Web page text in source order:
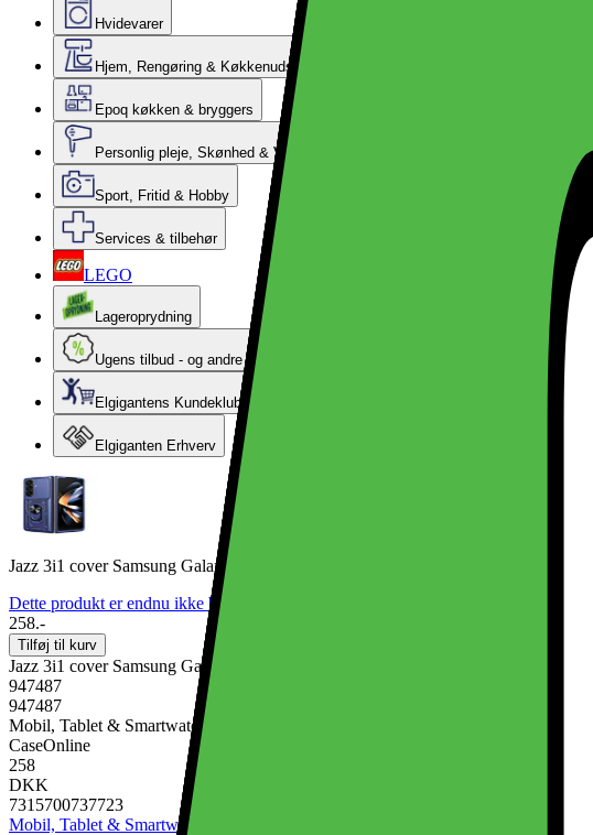
Hvidevarer
Hjem, Rengøring & Køkkenudstyr
Epoq køkken & bryggers
Personlig pleje, Skønhed & Velvære
Sport, Fritid & Hobby
Services & tilbehør
LEGO
Lageroprydning
Ugens tilbud - og andre gode priser
Elgigantens Kundeklub
Elgiganten Erhverv
Jazz 3i1 cover Samsung Galaxy Z Fold 7 - Blå
Dette produkt er endnu ikke blevet bedømt.
258.-
Tilføj til kurv
Jazz 3i1 cover Samsung Galaxy Z Fold 7 - Blå
947487
947487
Mobil, Tablet & Smartwatch, Mobiltilbehør, Mobilcovers
CaseOnline
258
DKK
7315700737723
Mobil, Tablet & Smartwatch